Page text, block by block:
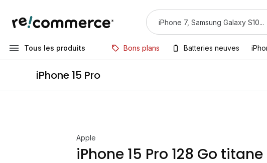
Tous les produits Bons plans Batteries neuves
iPhone 15 Pro
Apple
iPhone 15 Pro 128 Go titane